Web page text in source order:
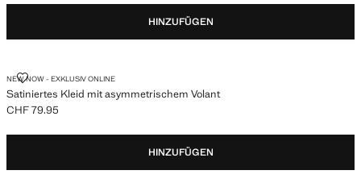
HINZUFÜGEN
NEW NOW - EXKLUSIV ONLINE
Satiniertes Kleid mit asymmetrischem Volant
SATINIERTES KLEID MIT ASYMMETRISCHEM VOLANT
Aktueller Preis [CHF 79.95 ]
CHF 79.95
HINZUFÜGEN